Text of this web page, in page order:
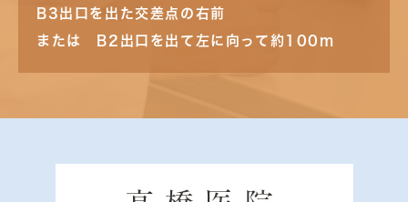
B3出口を出た交差点の右前
または B2出口を出て左に向って約100m